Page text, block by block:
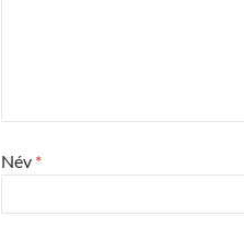
Név *